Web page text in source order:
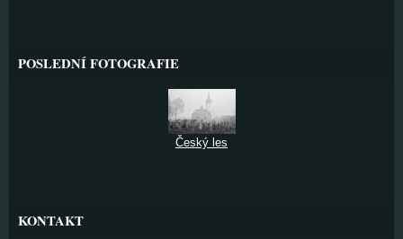
POSLEDNÍ FOTOGRAFIE
Český les
KONTAKT